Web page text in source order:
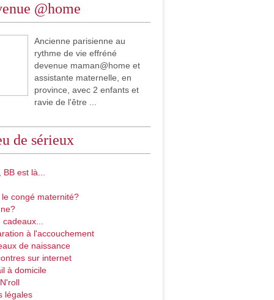
@home
Ancienne parisienne au
rythme de vie effréné
devenue maman@home et
assistante maternelle, en
province, avec 2 enfants et
ravie de l'être ...
de sérieux
est là...
congé maternité?
à l'accouchement
de naissance
sur internet
à domicile
légales